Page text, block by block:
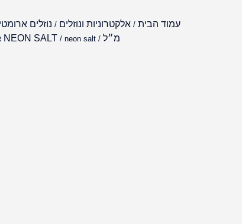
עמוד הבית/ אלקטרוניות ונוזלים / נוזלים
מ״ל/
NEON SALT / neon salt אייס אפרסק אוכמניות